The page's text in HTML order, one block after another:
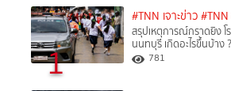
1
#TNN เจาะข่าว
สรุปเหตุการณ์กราดยิง โ
นนทบุรี เกิดอะไรขึ้นบ้าง ?
781